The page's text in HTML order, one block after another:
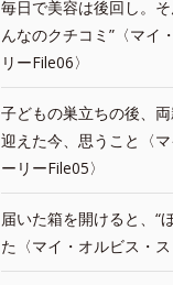
毎日で美容は後回し。
んなのクチコミ”〈マイ
リーFile06〉
子どもの巣立ちの後、
迎えた今、思うこと〈
ーリーFile05〉
届いた箱を開けると、“
た〈マイ・オルビス・ス